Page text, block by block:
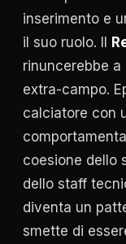
inserimento e
il suo ruolo. Il
rinuncerebbe
extra-campo.
calciatore con
coesione dello
dello staff
diventa un
smette di